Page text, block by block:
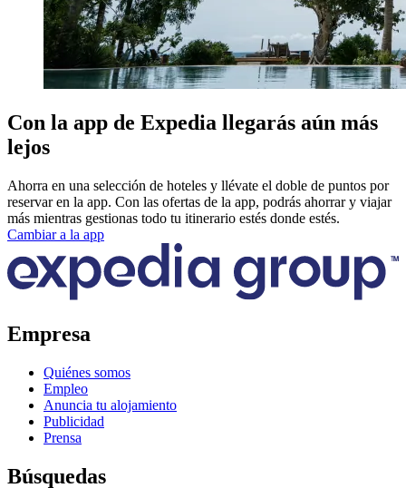
Con la app de Expedia llegarás aún más
lejos
Ahorra en una selección de hoteles y llévate el doble de puntos por
reservar en la app. Con las ofertas de la app, podrás ahorrar y viajar
más mientras gestionas todo tu itinerario estés donde estés.
Cambiar a la app
Empresa
Quiénes somos
Empleo
Anuncia tu alojamiento
Publicidad
Prensa
Búsquedas